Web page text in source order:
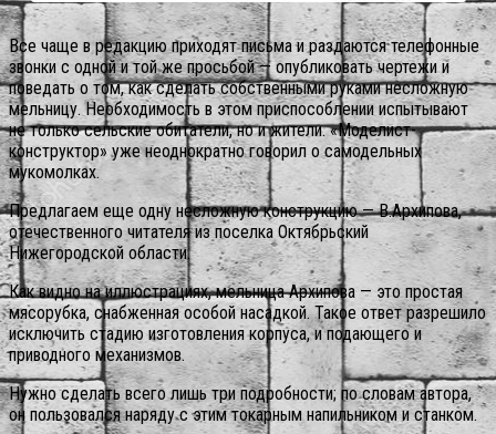
Все чаще в редакцию приходят письма и раздаются телефонные
звонки с одной и той же просьбой — опубликовать чертежи и
поведать о том, как сделать собственными руками несложную
мельницу. Необходимость в этом приспособлении испытывают
не только сельские обитатели, но и жители. «Моделист-
конструктор» уже неоднократно говорил о самодельных
мукомолках.
Предлагаем еще одну несложную конструкцию — В.Архипова,
отечественного читателя из поселка Октябрьский
Нижегородской области.
Как видно на иллюстрациях, мельница Архипова — это простая
мясорубка, снабженная особой насадкой. Такое ответ разрешило
исключить стадию изготовления корпуса, и подающего и
приводного механизмов.
Нужно сделать всего лишь три подробности; по словам автора,
он пользовался наряду с этим токарным напильником и станком.